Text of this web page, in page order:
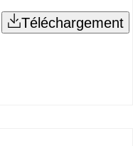
Téléchargement